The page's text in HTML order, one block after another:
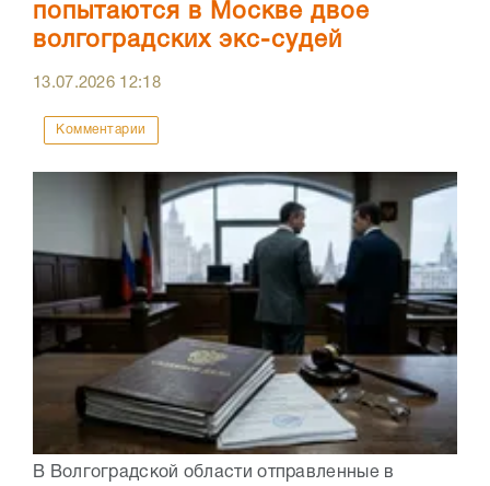
попытаются в Москве двое
волгоградских экс-судей
13.07.2026 12:18
Комментарии
В Волгоградской области отправленные в